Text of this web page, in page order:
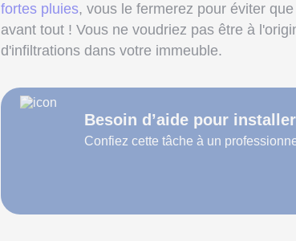
fortes pluies, vous le fermerez pour éviter
avant tout ! Vous ne voudriez pas être à
d'infiltrations dans votre immeuble.
Besoin d’aide pour
Confiez cette tâche à un